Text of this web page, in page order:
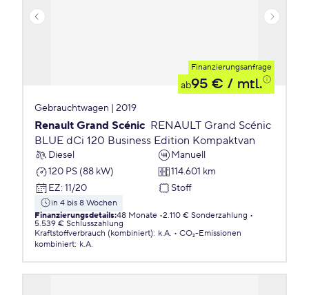
Finanzierungsanfrage
ab95 € / mtl.
Gebrauchtwagen | 2019
Renault Grand Scénic RENAULT Grand Scénic
BLUE dCi 120 Business Edition Kompaktvan
Diesel
Manuell
120 PS (88 kW)
114.601 km
EZ: 11/20 Stoff
in 4 bis 8 Wochen
Finanzierungsdetails:48 Monate 2.110 € Sonderzahlung
5.539 € Schlusszahlung
Kraftstoffverbrauch (kombiniert): k.A.
CO₂-Emissionen
kombiniert: k.A.